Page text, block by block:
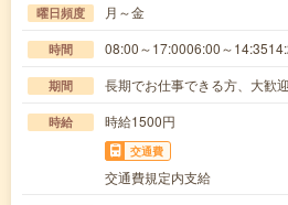
曜日頻度 月～金
時間 08:00～17:0006:00～
期間 長期でお仕事できる方、大歓
時給 時給1500円
交通費
交通費規定内支給